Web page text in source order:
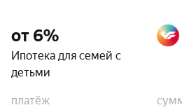
от 6%
Ипотека для семей с
детьми
платёж